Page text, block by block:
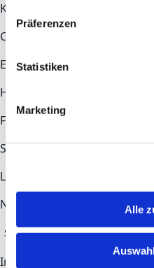
Präferenzen
Statistiken
Marketing
Alle
Key topics
COMMUNITY
EcosystemNewsroom
Help & Contact
FAQs
Contact
STAY UP TO DATE
LinkedIn
Newsletter-Anmeldung
Subscribe
Imprint